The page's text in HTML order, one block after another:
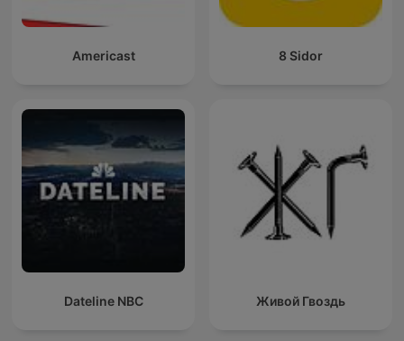
Americast 8 Sidor
Dateline NBC Живой Гвоздь